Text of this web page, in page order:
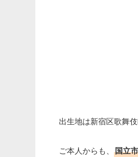
出生地は新宿区歌舞伎
ご本人からも、 国立